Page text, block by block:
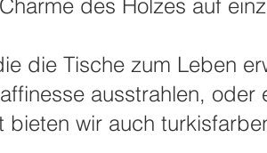
des Holzes auf
die Tische zum Leben
ausstrahlen,
wir auch